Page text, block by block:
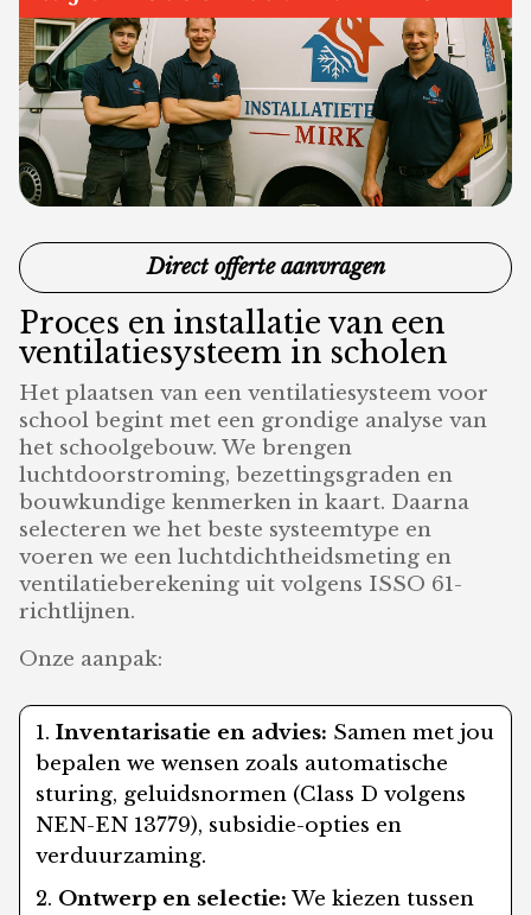
Direct offerte aanvragen
Proces en installatie van een
ventilatiesysteem in scholen
Het plaatsen van een ventilatiesysteem voor
school begint met een grondige analyse van
het schoolgebouw. We brengen
luchtdoorstroming, bezettingsgraden en
bouwkundige kenmerken in kaart. Daarna
selecteren we het beste systeemtype en
voeren we een luchtdichtheidsmeting en
ventilatieberekening uit volgens ISSO 61-
richtlijnen.
Onze aanpak:
Inventarisatie en advies: Samen met jou
bepalen we wensen zoals automatische
sturing, geluidsnormen (Class D volgens
NEN-EN 13779), subsidie-opties en
verduurzaming.
Ontwerp en selectie: We kiezen tussen